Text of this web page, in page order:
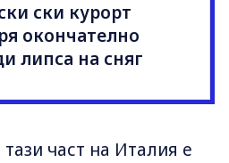
ски курорт
окончателно
липса на сняг
част на Италия е